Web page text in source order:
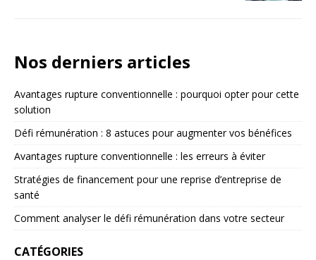
Nos derniers articles
Avantages rupture conventionnelle : pourquoi opter pour cette
solution
Défi rémunération : 8 astuces pour augmenter vos bénéfices
Avantages rupture conventionnelle : les erreurs à éviter
Stratégies de financement pour une reprise d’entreprise de
santé
Comment analyser le défi rémunération dans votre secteur
CATÉGORIES